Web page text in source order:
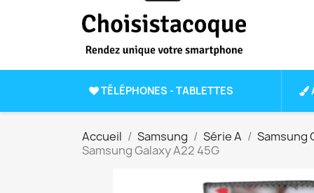
TÉLÉPHONES - TABLETTES
Accueil Samsung Série A
Samsung
Samsung Galaxy A22 45G